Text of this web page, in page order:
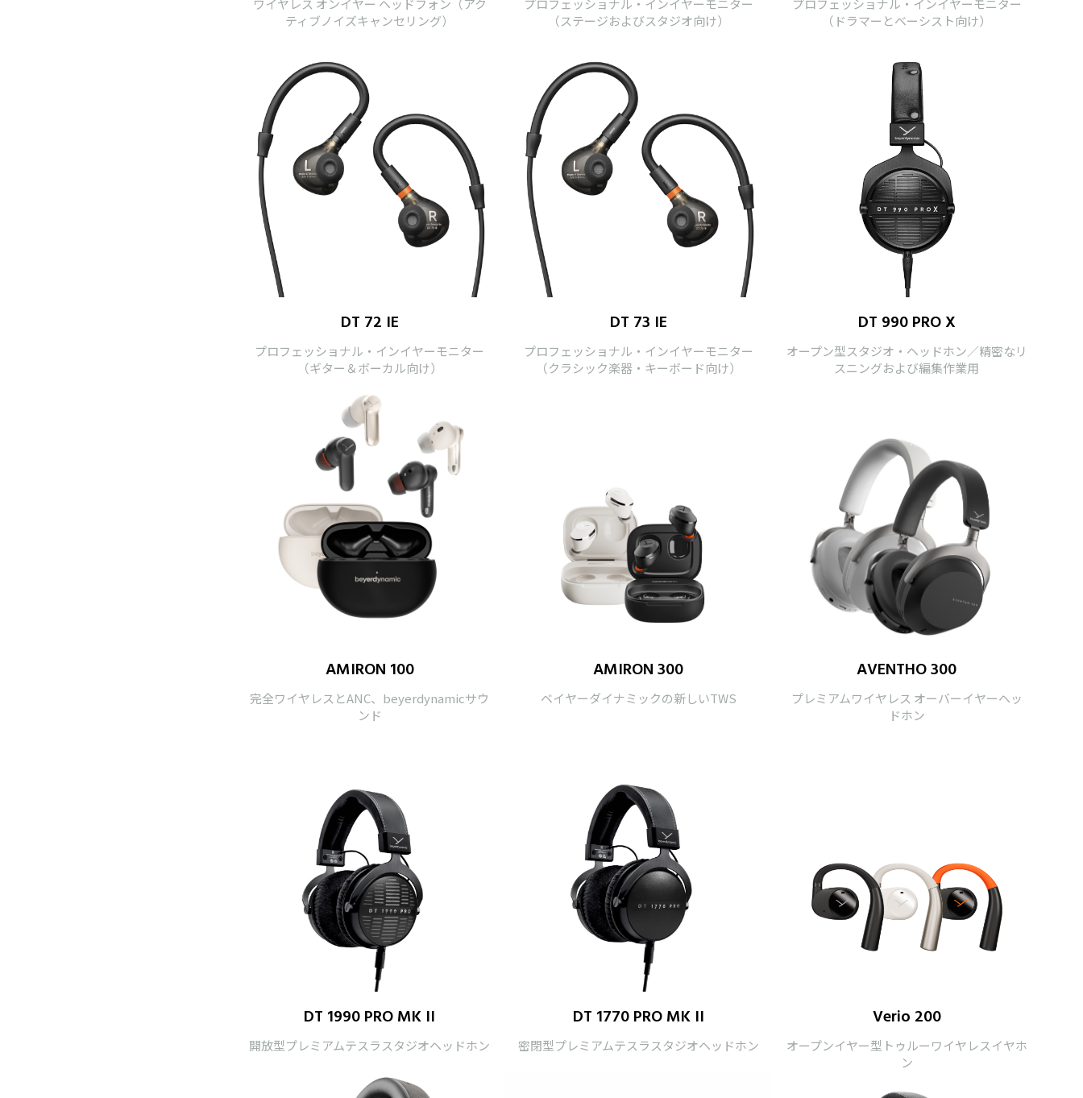
ティブノイズキャンセリング）
（ステージおよびスタジオ向け）
（ドラマーとベーシスト向け）
DT 72 IE
プロフェッショナル・インイヤーモニター
（ギター＆ボーカル向け）
DT 73 IE
プロフェッショナル・インイヤーモニター
（クラシック楽器・キーボード向け）
DT 990 PRO X
オープン型スタジオ・ヘッドホン／精密なリ
スニングおよび編集作業用
AMIRON 100
完全ワイヤレスとANC、beyerdynamicサウ
ンド
AMIRON 300
ベイヤーダイナミックの新しいTWS
AVENTHO 300
プレミアムワイヤレス オーバーイヤーヘッ
ドホン
DT 1990 PRO MK II
開放型プレミアムテスラスタジオヘッドホン
DT 1770 PRO MK II
密閉型プレミアムテスラスタジオヘッドホン
Verio 200
オープンイヤー型トゥルーワイヤレスイヤホ
ン